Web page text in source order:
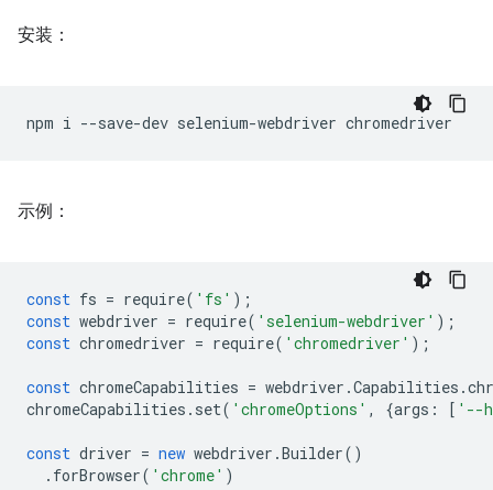
安装：
npm i --save-dev selenium-webdriver
示例：
const fs = require( 'fs' );
const webdriver = require( 'selenium-webdriver' );
const chromedriver = require( 'chromedriver' );
const chromeCapabilities = webdriver .Capabilities .
chromeCapabilities . set( 'chromeOptions' , {args : [ '--
const driver = new webdriver .Builder()
. forBrowser( 'chrome' )